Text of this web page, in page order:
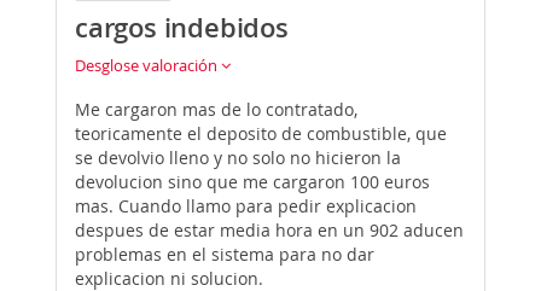
cargos indebidos
Desglose valoración
Me cargaron mas de lo contratado,
teoricamente el deposito de combustible, que
se devolvio lleno y no solo no hicieron la
devolucion sino que me cargaron 100 euros
mas. Cuando llamo para pedir explicacion
despues de estar media hora en un 902 aducen
problemas en el sistema para no dar
explicacion ni solucion.